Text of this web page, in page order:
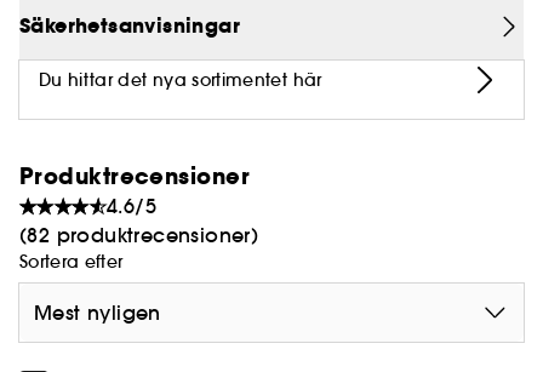
Säkerhetsanvisningar
Du hittar det nya sortimentet här
Produktrecensioner
4.6/5
(82 produktrecensioner)
Sortera efter
Mest nyligen